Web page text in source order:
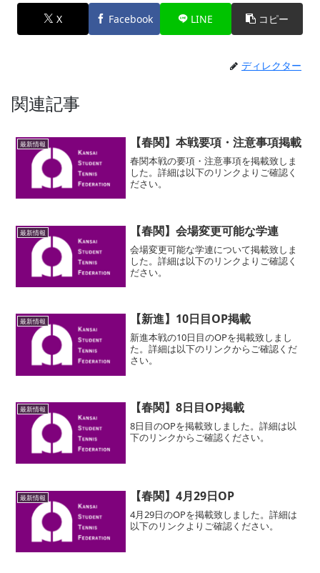
X Facebook LINE コピー
ディレクター
関連記事
最新情報 【春関】本戦要項・注意事項掲載
春関本戦の要項・注意事項を掲載致しま
した。詳細は以下のリンクよりご確認く
ださい。
最新情報 【春関】会場変更可能な学連
会場変更可能な学連について掲載致しま
した。詳細は以下のリンクよりご確認く
ださい。
最新情報 【新進】10日目OP掲載
新進本戦の10日目のOPを掲載致しまし
た。詳細は以下のリンクからご確認くだ
さい。
最新情報 【春関】8日目OP掲載
8日目のOPを掲載致しました。詳細は以
下のリンクからご確認ください。
最新情報 【春関】4月29日OP
4月29日のOPを掲載致しました。詳細は
以下のリンクよりご確認ください。